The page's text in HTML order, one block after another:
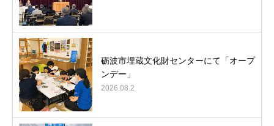
砺波市埋蔵文化財センターにて「オープ
ンデー」
2026.08.2